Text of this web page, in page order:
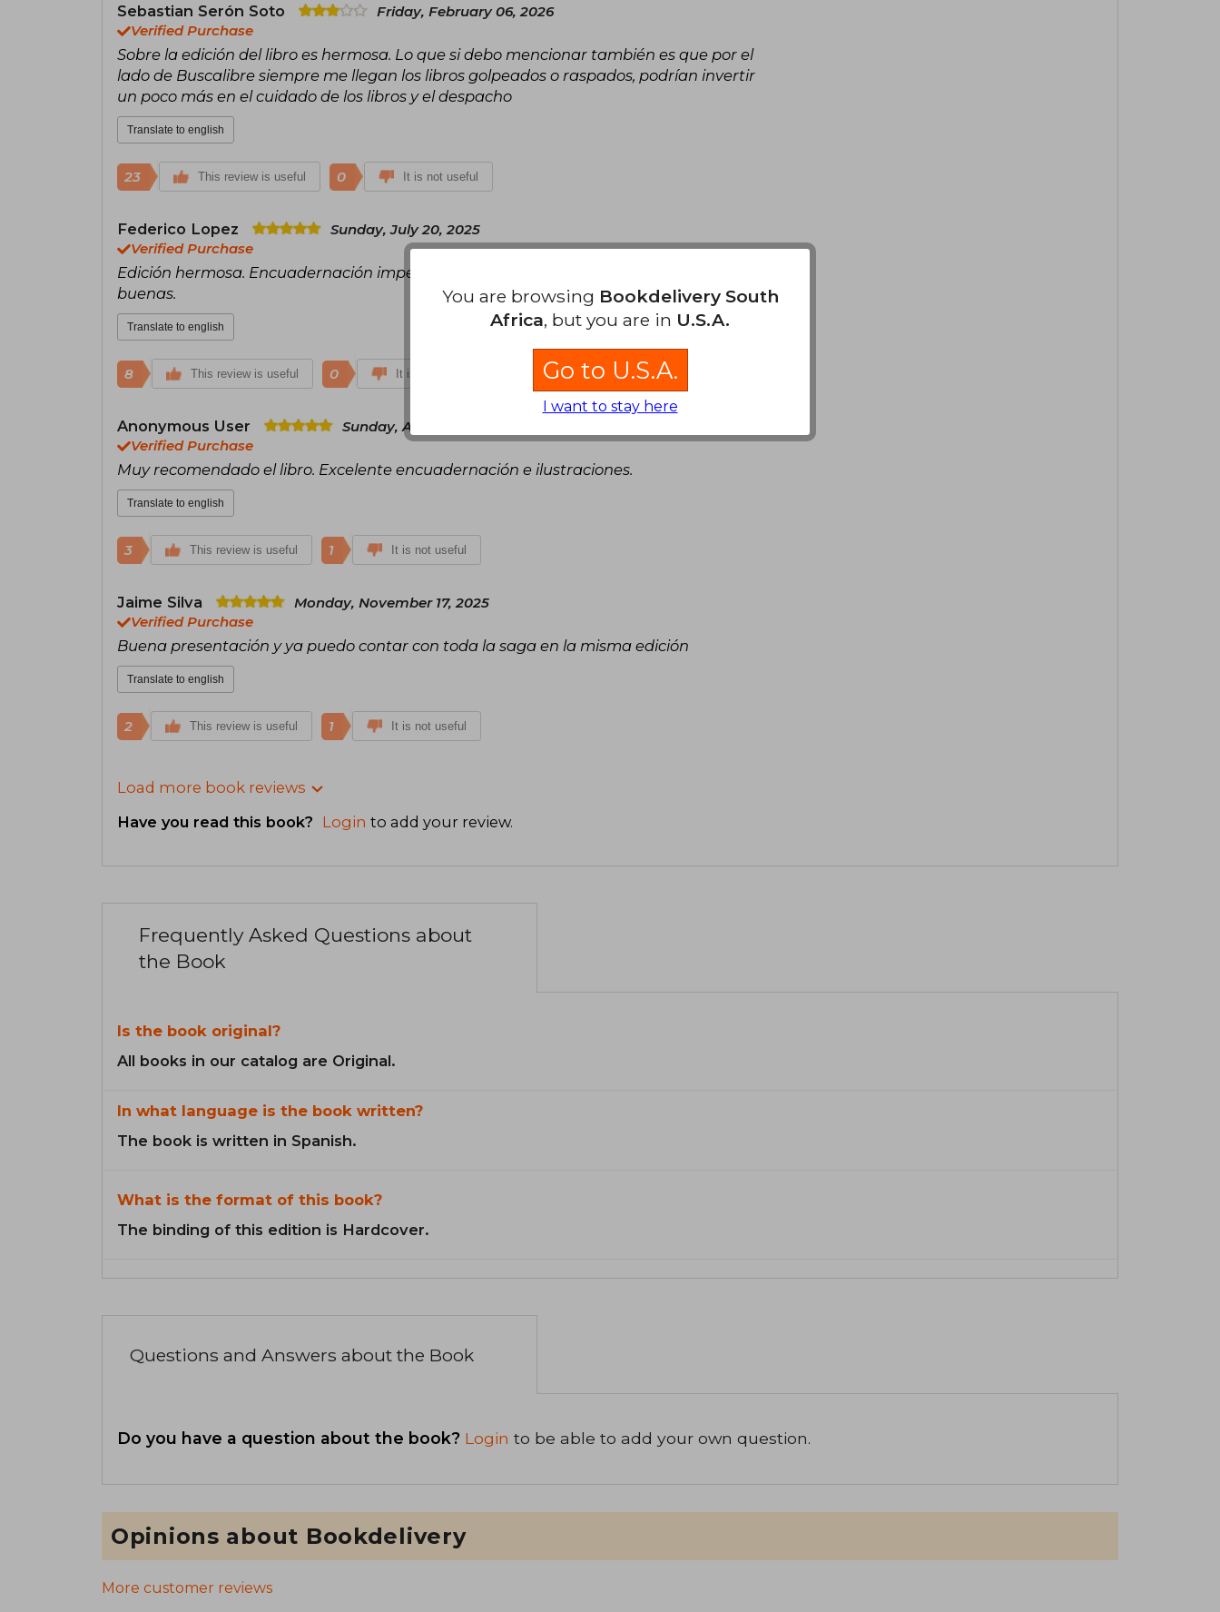
Sebastian Serón Soto
Friday, February 06, 2026
Verified Purchase
Sobre la edición del libro es hermosa. Lo que si debo mencionar también es que por el
lado de Buscalibre siempre me llegan los libros golpeados o raspados, podrían invertir
un poco más en el cuidado de los libros y el despacho
Translate to english
23 This review is useful 0 It is not useful
Federico Lopez
Sunday, July 20, 2025
Verified Purchase
Edición hermosa. Encuadernación impecable. Las ilustraciones están muy muy
buenas.
Translate to english
8 This review is useful 0 It is not useful
Anonymous User
Sunday, August 03, 2025
Verified Purchase
Muy recomendado el libro. Excelente encuadernación e ilustraciones.
Translate to english
3 This review is useful 1 It is not useful
Jaime Silva
Monday, November 17, 2025
Verified Purchase
Buena presentación y ya puedo contar con toda la saga en la misma edición
Translate to english
2 This review is useful 1 It is not useful
Load more book reviews
Have you read this book? Login to add your review.
Frequently Asked Questions about
the Book
Is the book original?
All books in our catalog are Original.
In what language is the book written?
The book is written in Spanish.
What is the format of this book?
The binding of this edition is Hardcover.
Questions and Answers about the Book
Do you have a question about the book? Login to be able to add your own question.
Opinions about Bookdelivery
More customer reviews
You are browsing Bookdelivery South
Africa, but you are in U.S.A.
Go to U.S.A.
I want to stay here